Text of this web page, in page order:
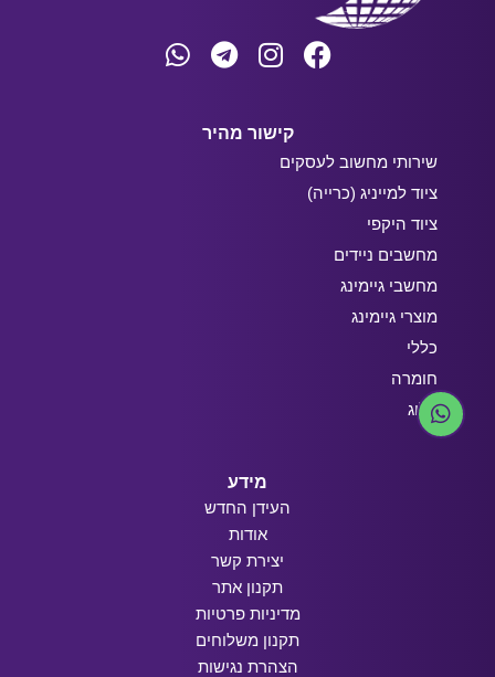
קישור מהיר
שירותי מחשוב לעסקים
ציוד למייניג (כרייה)
ציוד היקפי
מחשבים ניידים
מחשבי גיימינג
מוצרי גיימינג
כללי
חומרה
בלוג
מידע
העידן החדש
אודות
יצירת קשר
תקנון אתר
מדיניות פרטיות
תקנון משלוחים
הצהרת נגישות